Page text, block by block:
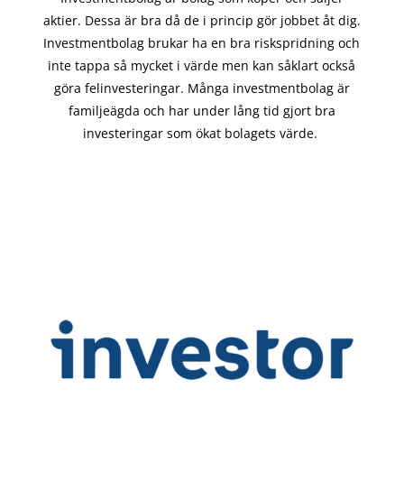
aktier. Dessa är bra då de i princip görjobbet åt dig.
Investmentbolag brukar ha en bra riskspridning och
inte tappa så mycket i värde men kan såklart också
göra felinvesteringar. Många investmentbolag är
familjeägda och har under lång tid gjort bra
investeringar som ökat bolagets värde.